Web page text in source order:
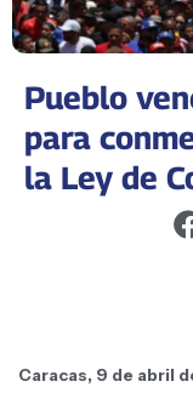
Pueblo
para
la Ley de
Caracas, 9 de abril